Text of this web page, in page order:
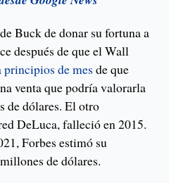
Buck de donar su fortuna a
después de que el Wall
de mes de que
venta que podría valorarla
de dólares. El otro
DeLuca, falleció en 2015.
Forbes estimó su
de dólares.